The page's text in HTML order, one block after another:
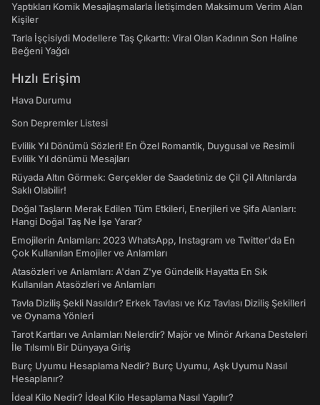
Yaptıkları Komik Mesajlaşmalarla İletişimden Maksimum Verim Alan
Kişiler
Tarla İşçisiydi Modellere Taş Çıkarttı: Viral Olan Kadının Son Haline
Beğeni Yağdı
Hızlı Erişim
Hava Durumu
Son Depremler Listesi
Evlilik Yıl Dönümü Sözleri! En Özel Romantik, Duygusal ve Resimli
Evlilik Yıl dönümü Mesajları
Rüyada Altın Görmek: Gerçekler de Saadetiniz de Çil Çil Altınlarda
Saklı Olabilir!
Doğal Taşların Merak Edilen Tüm Etkileri, Enerjileri ve Şifa Alanları:
Hangi Doğal Taş Ne İşe Yarar?
Emojilerin Anlamları: 2023 WhatsApp, Instagram ve Twitter'da En
Çok Kullanılan Emojiler ve Anlamları
Atasözleri ve Anlamları: A'dan Z'ye Gündelik Hayatta En Sık
Kullanılan Atasözleri ve Anlamları
Tavla Diziliş Şekli Nasıldır? Erkek Tavlası ve Kız Tavlası Diziliş Şekilleri
ve Oynama Yönleri
Tarot Kartları ve Anlamları Nelerdir? Majör ve Minör Arkana Desteleri
İle Tılsımlı Bir Dünyaya Giriş
Burç Uyumu Hesaplama Nedir? Burç Uyumu, Aşk Uyumu Nasıl
Hesaplanır?
İdeal Kilo Nedir? İdeal Kilo Hesaplama Nasıl Yapılır?